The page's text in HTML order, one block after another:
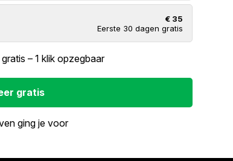
€ 35
Eerste 30 dagen gratis
– 1 klik opzegbaar
gratis
ging je voor